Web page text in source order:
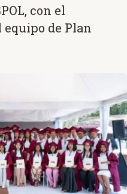
con el
de Plan